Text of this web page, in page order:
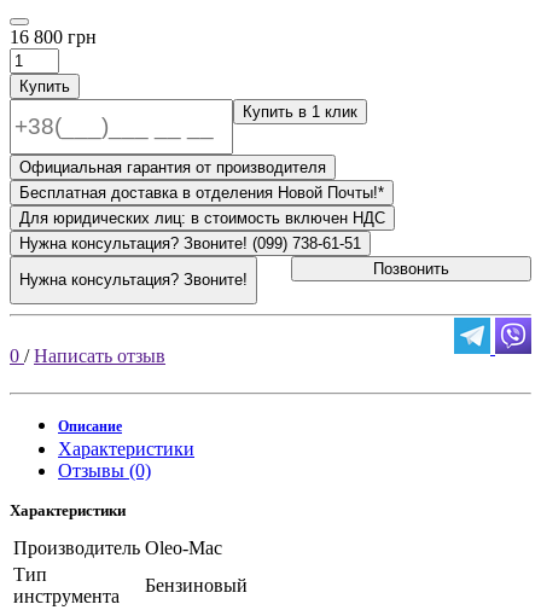
16 800 грн
Купить
Купить в 1 клик
Официальная гарантия от производителя
Бесплатная доставка в отделения Новой Почты!*
Для юридических лиц: в стоимость включен НДС
Нужна консультация? Звоните! (099) 738-61-51
Нужна консультация? Звоните!
Позвонить
0 /Написать отзыв
Описание
Характеристики
Отзывы (0)
Характеристики
Производитель Oleo-Mac
Тип
инструмента
Бензиновый